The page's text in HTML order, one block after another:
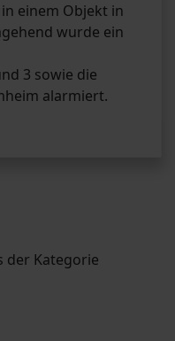
einem Objekt in
wurde ein
3 sowie die
alarmiert.
der Kategorie